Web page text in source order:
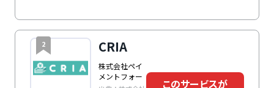
導入・運用に際して企業や従業員をサポートするための
コールセンターを設置するなど、万全のフォロー体制を
整えています。
2 CRIA
株式会社ペイ
メントフォー
このサービスが